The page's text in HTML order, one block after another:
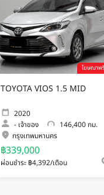
โฆษณาพ
TOYOTA VIOS 1.5 MID
2020
- เจ้าของ
146,400 กม.
กรุงเทพมหานคร
฿339,000
ผ่อนชำระ ฿4,392/เดือน